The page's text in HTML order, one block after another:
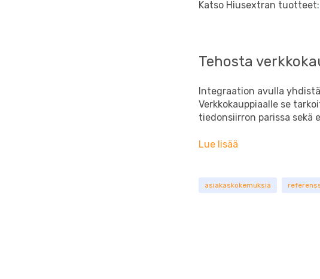
Katso Hiusextran tuotteet:
Tehosta
Integraation avulla
Verkkokauppiaalle se
tiedonsiirron parissa sekä
Lue lisää
asiakaskokemuksia